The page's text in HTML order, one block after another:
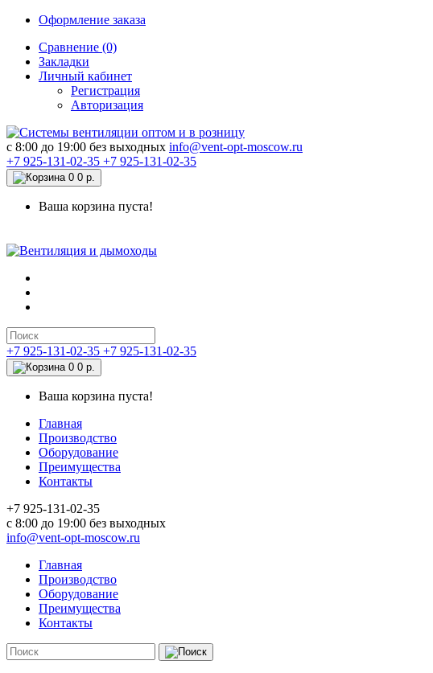
Оформление заказа
Сравнение (0)
Закладки
Личный кабинет
Регистрация
Авторизация
c 8:00 до 19:00 без выходных info@vent-opt-moscow.ru
+7 925-131-02-35 +7 925-131-02-35
0 0 р.
Ваша корзина пуста!
+7 925-131-02-35 +7 925-131-02-35
0 0 р.
Ваша корзина пуста!
Главная
Производство
Оборудование
Преимущества
Контакты
+7 925-131-02-35
c 8:00 до 19:00 без выходных
info@vent-opt-moscow.ru
Главная
Производство
Оборудование
Преимущества
Контакты